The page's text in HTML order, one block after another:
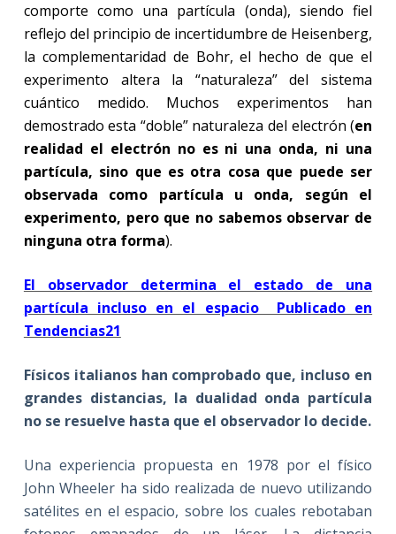
comporte como una partícula (onda), siendo fiel
reflejo del principio de incertidumbre de Heisenberg,
la complementaridad de Bohr, el hecho de que el
experimento altera la “naturaleza” del sistema
cuántico medido. Muchos experimentos han
demostrado esta “doble” naturaleza del electrón (en
realidad el electrón no es ni una onda, ni una
partícula, sino que es otra cosa que puede ser
observada como partícula u onda, según el
experimento, pero que no sabemos observar de
ninguna otra forma).
El observador determina el estado de una
partícula incluso en el espacio Publicado en
Tendencias21
Físicos italianos han comprobado que, incluso en
grandes distancias, la dualidad onda partícula
no se resuelve hasta que el observador lo decide.
Una experiencia propuesta en 1978 por el físico
John Wheeler ha sido realizada de nuevo utilizando
satélites en el espacio, sobre los cuales rebotaban